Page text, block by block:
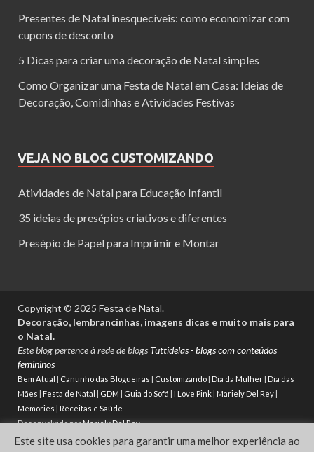
Presentes de Natal inesquecíveis: como economizar com
cupons de desconto
5 Dicas para criar uma decoração de Natal simples
Como Organizar uma Festa de Natal em Casa: Ideias de
Decoração, Comidinhas e Atividades Festivas
VEJA NO BLOG CUSTOMIZANDO
Atividades de Natal para Educação Infantil
35 ideias de presépios criativos e diferentes
Presépio de Papel para Imprimir e Montar
Copyright © 2025 Festa de Natal.
Decoração, lembrancinhas, imagens dicas e muito mais para
o Natal.
Este blog pertence à rede de blogs Tuttidelas - blogs com conteúdos
femininos
Bem Atual | Cantinho das Blogueiras | Customizando | Dia da Mulher | Dia das
Mães | Festa de Natal | GDM | Guia do Sofá | I Love Pink | Mariely Del Rey |
Memories | Receitas e Saúde
Desenvolvido porMariely Del Rey
Powered by WordPressandHitMag
Este site usa cookies para garantir uma melhor experiência ao